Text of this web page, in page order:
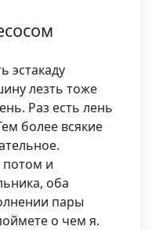
эстакаду
лезть тоже
Раз есть лень
более всякие
и
оба
пары
о чем я.